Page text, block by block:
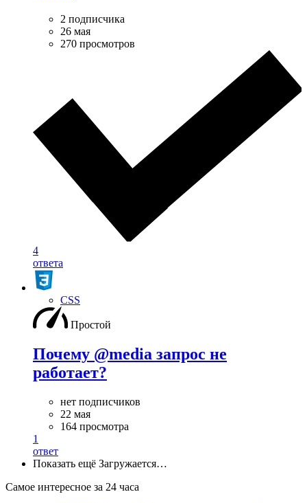
2 подписчика
26 мая
270 просмотров
4
ответа
CSS
Простой
Почему @media запрос не
работает?
нет подписчиков
22 мая
164 просмотра
1
ответ
Показать ещё Загружается…
Самое интересное за 24 часа